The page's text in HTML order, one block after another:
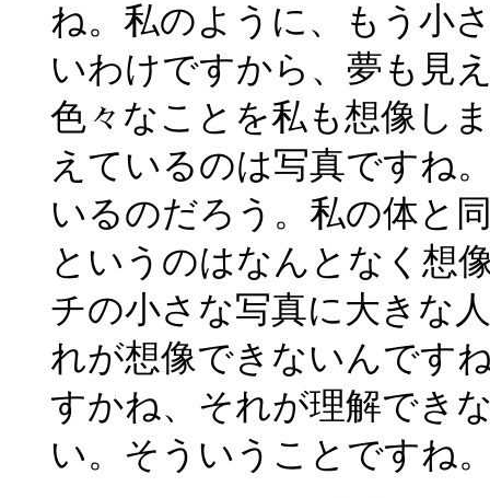
ね。私のように、もう小
いわけですから、夢も見
色々なことを私も想像し
えているのは写真ですね
いるのだろう。私の体と
というのはなんとなく想
チの小さな写真に大きな
れが想像できないんです
すかね、それが理解でき
い。そういうことですね